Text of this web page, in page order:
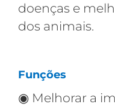
doenças e
dos animais.
Funções
◉ Melhorar a